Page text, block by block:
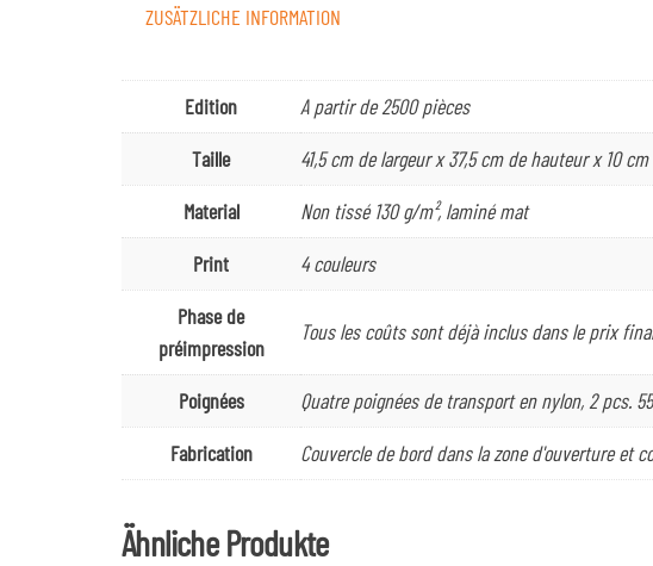
ZUSÄTZLICHE INFORMATION
Edition
A partir de 2500 pièces
Taille
41,5 cm de largeur x 37,5 cm de hauteur x 10
Material
Non tissé 130 g/m², laminé mat
Print
4 couleurs
Phase de
préimpression
Tous les coûts sont déjà inclus dans le prix
Poignées
Quatre poignées de transport en nylon, 2 pcs.
Fabrication
Couvercle de bord dans la zone d'ouverture et
Ähnliche Produkte